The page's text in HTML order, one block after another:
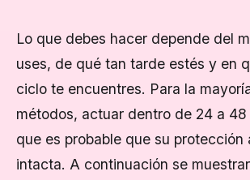
Lo que debes hacer depende del
uses, de qué tan tarde estés y en
ciclo te encuentres. Para la
métodos, actuar dentro de 24 a
que es probable que su protección
intacta. A continuación se